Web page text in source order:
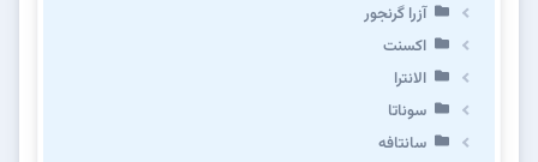
آزرا گرنجور
اکسنت
الانترا
سوناتا
سانتافه